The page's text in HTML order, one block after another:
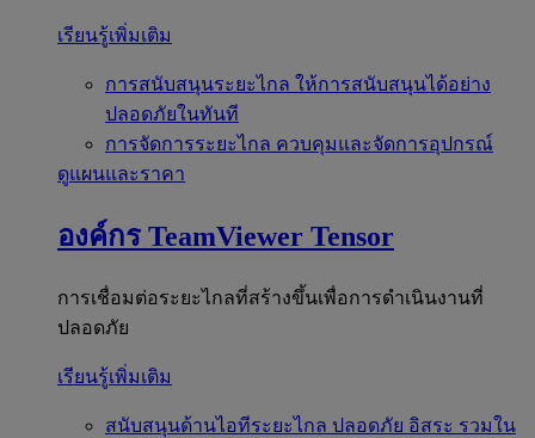
เรียนรู้เพิ่มเติม
การสนับสนุนระยะไกล ให้การสนับสนุนได้อย่าง
ปลอดภัยในทันที
การจัดการระยะไกล ควบคุมและจัดการอุปกรณ์
ดูแผนและราคา
องค์กร TeamViewer Tensor
การเชื่อมต่อระยะไกลที่สร้างขึ้นเพื่อการดำเนินงานที่
ปลอดภัย
เรียนรู้เพิ่มเติม
สนับสนุนด้านไอทีระยะไกล ปลอดภัย อิสระ รวมใน